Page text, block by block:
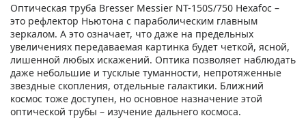
Оптическая труба Bresser Messier NT-150S/750 Hexafoc –
это рефлектор Ньютона с параболическим главным
зеркалом. А это означает, что даже на предельных
увеличениях передаваемая картинка будет четкой, ясной,
лишенной любых искажений. Оптика позволяет наблюдать
даже небольшие и тусклые туманности, непротяженные
звездные скопления, отдельные галактики. Ближний
космос тоже доступен, но основное назначение этой
оптической трубы – изучение дальнего космоса.